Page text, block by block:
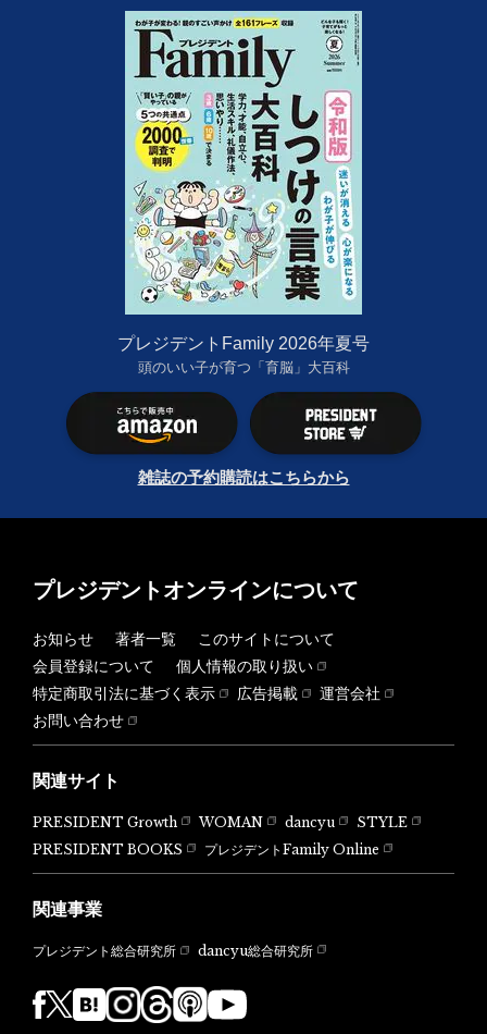
プレジデントFamily 2026年夏号
頭のいい子が育つ「育脳」大百科
雑誌の予約購読はこちらから
プレジデントオンラインについて
お知らせ 著者一覧
このサイトについて
会員登録について
個人情報の取り扱い
特定商取引法に基づく表示
広告掲載
運営会社
お問い合わせ
関連サイト
PRESIDENT Growth WOMAN dancyu
STYLE
PRESIDENT BOOKS
プレジデントFamily Online
関連事業
プレジデント総合研究所 dancyu総合研究所